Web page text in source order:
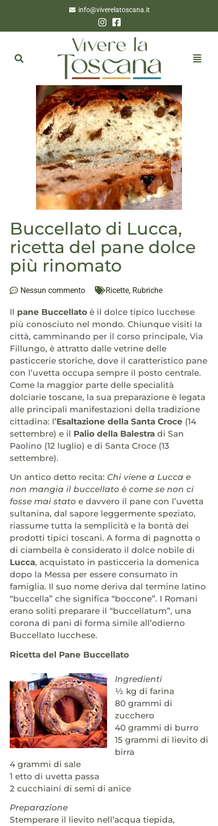
info@viverelatoscana.it
Buccellato di Lucca,
ricetta del pane dolce
più rinomato
Nessun commento Ricette, Rubriche
Il pane Buccellato è il dolce tipico lucchese
più conosciuto nel mondo. Chiunque visiti la
città, camminando per il corso principale, Via
Fillungo, è attratto dalle vetrine delle
pasticcerie storiche, dove il caratteristico pane
con l’uvetta occupa sempre il posto centrale.
Come la maggior parte delle specialità
dolciarie toscane, la sua preparazione è legata
alle principali manifestazioni della tradizione
cittadina: l’Esaltazione della Santa Croce (14
settembre) e il Palio della Balestra di San
Paolino (12 luglio) e di Santa Croce (13
settembre).
Un antico detto recita: Chi viene a Lucca e
non mangia il buccellato è come se non ci
fosse mai stato e davvero il pane con l’uvetta
sultanina, dal sapore leggermente speziato,
riassume tutta la semplicità e la bontà dei
prodotti tipici toscani. A forma di pagnotta o
di ciambella è considerato il dolce nobile di
Lucca, acquistato in pasticceria la domenica
dopo la Messa per essere consumato in
famiglia. Il suo nome deriva dal termine latino
“buccella” che significa “boccone”. I Romani
erano soliti preparare il “buccellatum”, una
corona di pani di forma simile all’odierno
Buccellato lucchese.
Ricetta del Pane Buccellato
Ingredienti
½ kg di farina
80 grammi di
zucchero
40 grammi di burro
15 grammi di lievito di
birra
4 grammi di sale
1 etto di uvetta passa
2 cucchiaini di semi di anice
Preparazione
Stemperare il lievito nell’acqua tiepida,